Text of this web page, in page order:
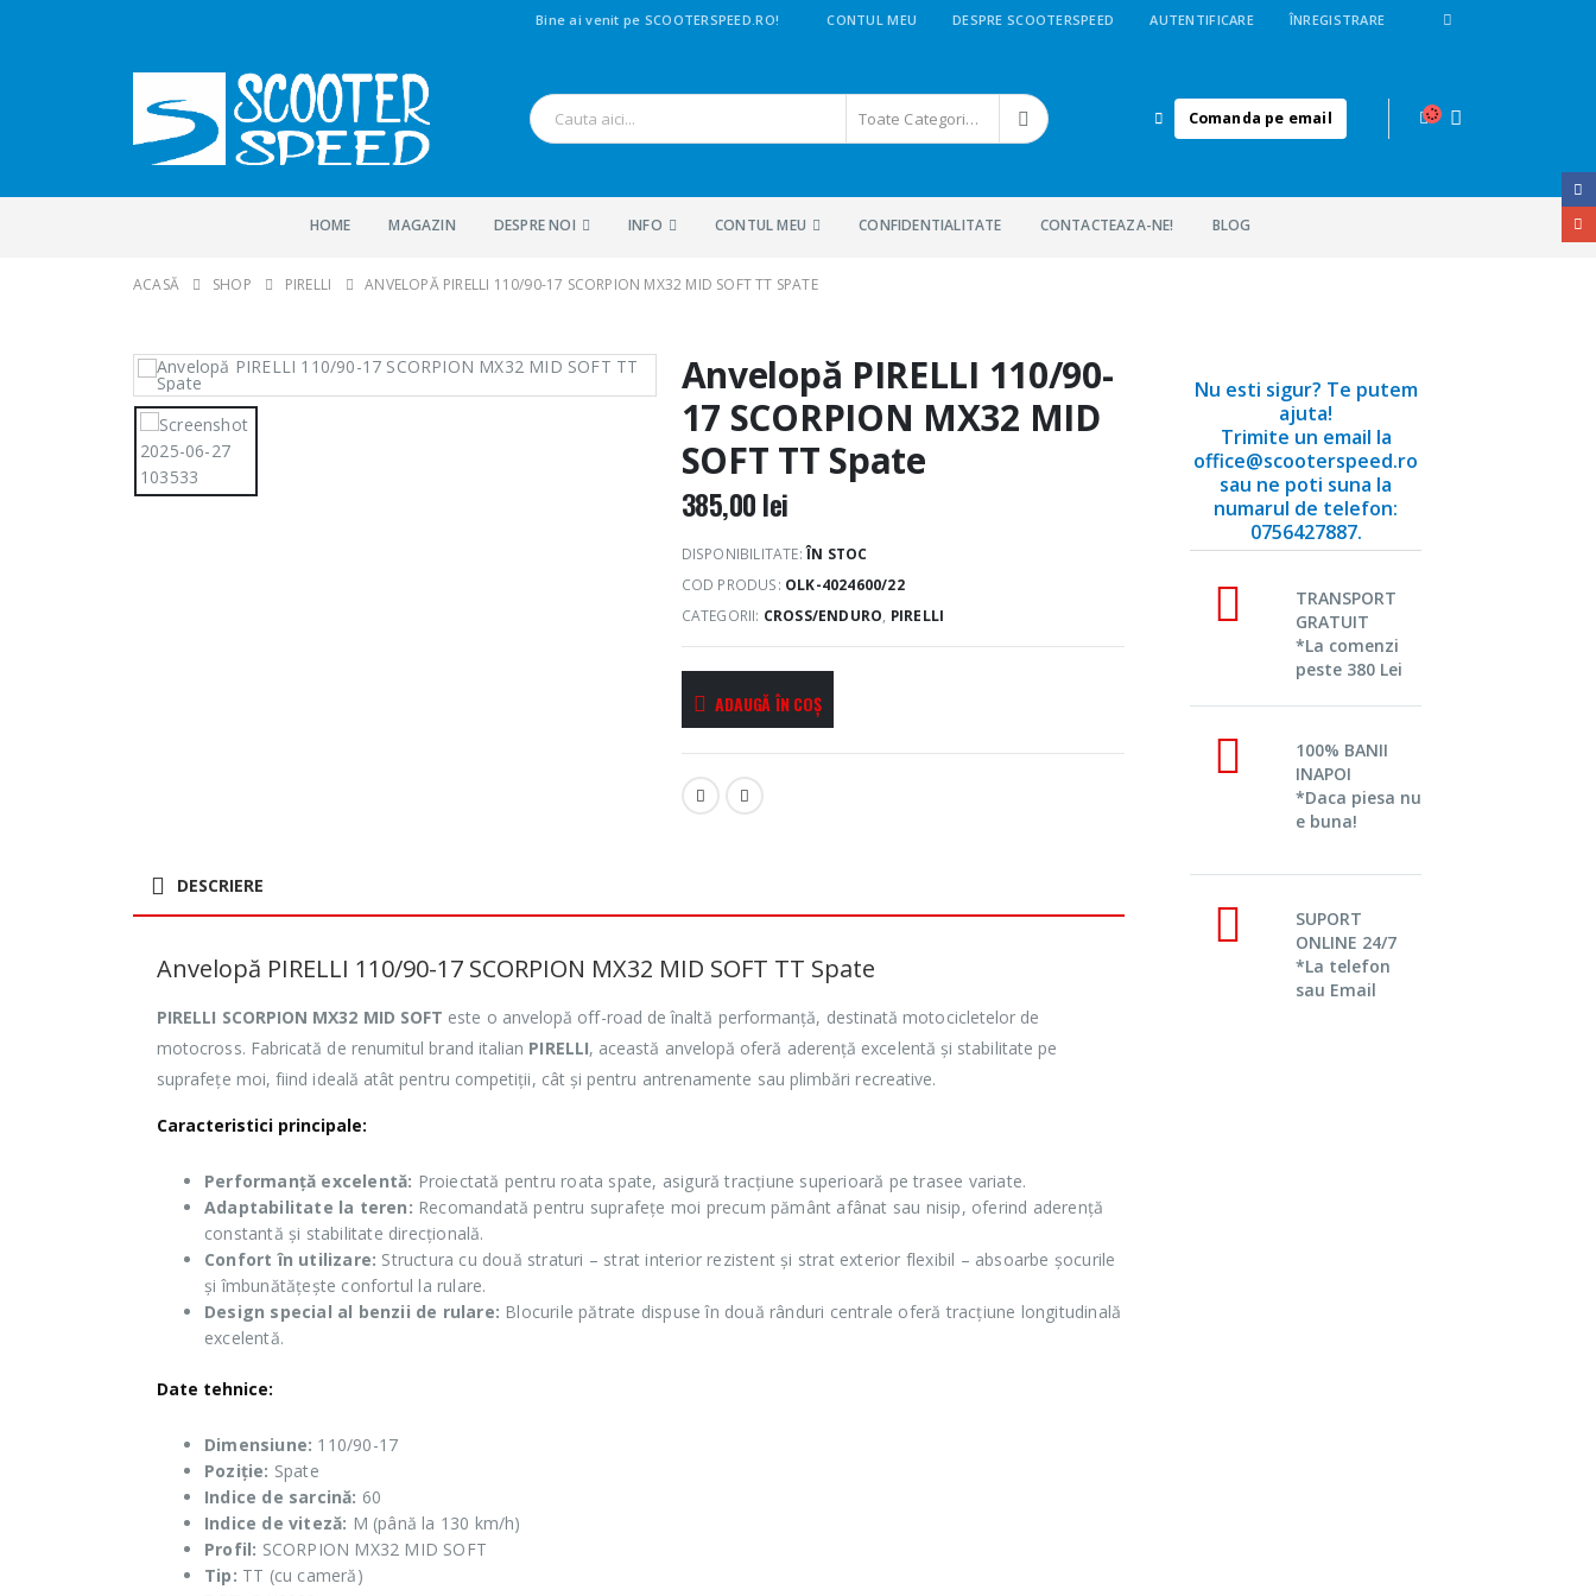
Bine ai venit pe SCOOTERSPEED.RO! CONTUL MEU DESPRE SCOOTERSPEED AUTENTIFICARE ÎNREGISTRARE
Toate Categoriile Comanda pe email
HOME MAGAZIN DESPRE NOI INFO CONTUL MEU CONFIDENTIALITATE CONTACTEAZA-NE! BLOG
ACASĂ SHOP PIRELLI ANVELOPĂ PIRELLI 110/90-17 SCORPION MX32 MID SOFT TT SPATE
Anvelopă PIRELLI 110/90-
17 SCORPION MX32 MID
SOFT TT Spate
385,00lei
DISPONIBILITATE:ÎN STOC
COD PRODUS: OLK-4024600/22
CATEGORII: CROSS/ENDURO, PIRELLI
ADAUGĂ ÎN COȘ
DESCRIERE
Anvelopă PIRELLI 110/90-17 SCORPION MX32 MID SOFT TT Spate
PIRELLI SCORPION MX32 MID SOFT este o anvelopă off-road de înaltă performanță, destinată motocicletelor de
motocross. Fabricată de renumitul brand italian PIRELLI, această anvelopă oferă aderență excelentă și stabilitate pe
suprafețe moi, fiind ideală atât pentru competiții, cât și pentru antrenamente sau plimbări recreative.
Caracteristici principale:
Performanță excelentă: Proiectată pentru roata spate, asigură tracțiune superioară pe trasee variate.
Adaptabilitate la teren: Recomandată pentru suprafețe moi precum pământ afânat sau nisip, oferind aderență
constantă și stabilitate direcțională.
Confort în utilizare: Structura cu două straturi – strat interior rezistent și strat exterior flexibil – absoarbe șocurile
și îmbunătățește confortul la rulare.
Design special al benzii de rulare: Blocurile pătrate dispuse în două rânduri centrale oferă tracțiune longitudinală
excelentă.
Date tehnice:
Dimensiune: 110/90-17
Poziție: Spate
Indice de sarcină: 60
Indice de viteză: M (până la 130 km/h)
Profil: SCORPION MX32 MID SOFT
Tip: TT (cu cameră)
Nu esti sigur? Te putem
ajuta!
Trimite un email la
office@scooterspeed.ro
sau ne poti suna la
numarul de telefon:
0756427887.
TRANSPORT
GRATUIT
*La comenzi
peste 380 Lei
100% BANII
INAPOI
*Daca piesa nu
e buna!
SUPORT
ONLINE 24/7
*La telefon
sau Email